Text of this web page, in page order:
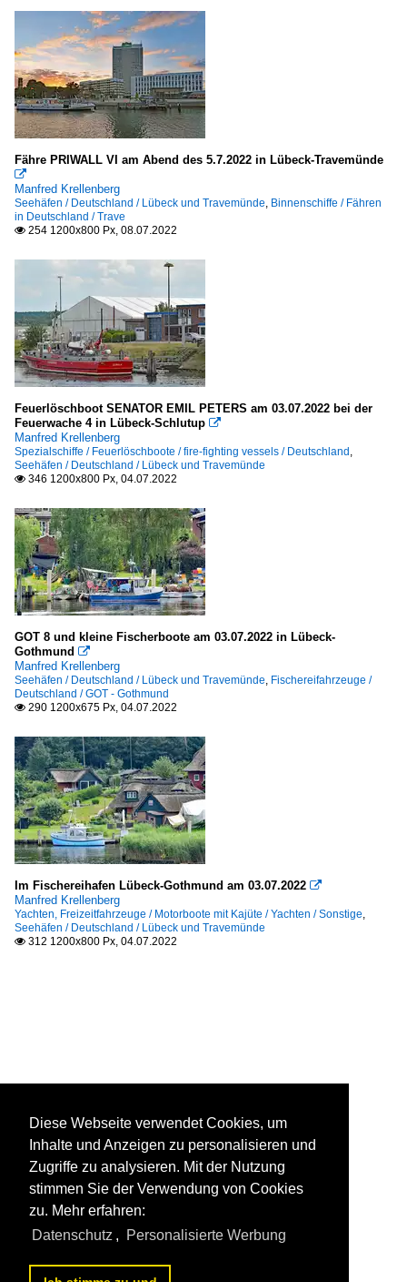
Fähre PRIWALL VI am Abend des 5.7.2022 in Lübeck-Travemünde

Manfred Krellenberg
Seehäfen / Deutschland / Lübeck und Travemünde, Binnenschiffe / Fähren
in Deutschland / Trave
 254 1200x800 Px, 08.07.2022
Feuerlöschboot SENATOR EMIL PETERS am 03.07.2022 bei der
Feuerwache 4 in Lübeck-Schlutup 
Manfred Krellenberg
Spezialschiffe / Feuerlöschboote / fire-fighting vessels / Deutschland,
Seehäfen / Deutschland / Lübeck und Travemünde
 346 1200x800 Px, 04.07.2022
GOT 8 und kleine Fischerboote am 03.07.2022 in Lübeck-
Gothmund 
Manfred Krellenberg
Seehäfen / Deutschland / Lübeck und Travemünde, Fischereifahrzeuge /
Deutschland / GOT - Gothmund
 290 1200x675 Px, 04.07.2022
Im Fischereihafen Lübeck-Gothmund am 03.07.2022 
Manfred Krellenberg
Yachten, Freizeitfahrzeuge / Motorboote mit Kajüte / Yachten / Sonstige,
Seehäfen / Deutschland / Lübeck und Travemünde
 312 1200x800 Px, 04.07.2022
Diese Webseite verwendet Cookies, um
Inhalte und Anzeigen zu personalisieren und
Zugriffe zu analysieren. Mit der Nutzung
stimmen Sie der Verwendung von Cookies
zu. Mehr erfahren:
Datenschutz , Personalisierte Werbung